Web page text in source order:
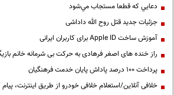
دعايي كه قطعا مستجاب مي‌شود
جزئیات جدید قتل روح الله داداشی
آموزش ساخت Apple ID برای کاربران ایرانی
راز خنده های اصغر فرهادی به حرکت بی شرمانه خانم
پرداخت ۱۰۰ درصد پاداش پایان خدمت فرهنگیان
خلافی آنلاین/استعلام خلافی خودرو از طریق اینترنت، پیام